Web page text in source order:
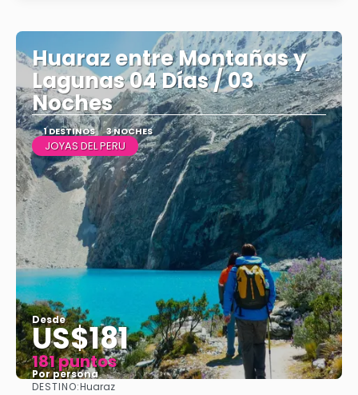
Huaraz entre Montañas y
Lagunas 04 Días / 03
Noches
1 DESTINOS 3 NOCHES
JOYAS DEL PERU
Desde
US$181
181 puntos
Por persona
DESTINO:Huaraz